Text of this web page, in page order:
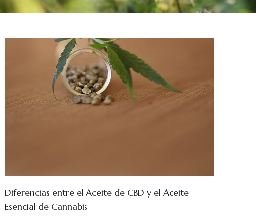
Diferencias entre el Aceite de CBD y el Aceite
Esencial de Cannabis